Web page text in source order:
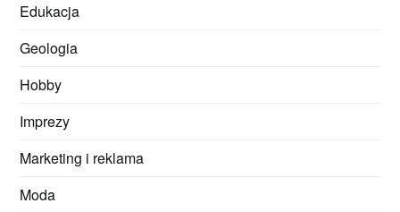
Edukacja
Geologia
Hobby
Imprezy
Marketing i reklama
Moda